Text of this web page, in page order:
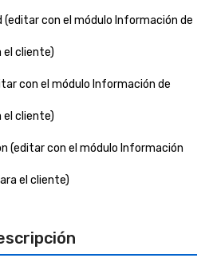
(editar con el módulo Información de
el cliente)
con el módulo Información de
el cliente)
(editar con el módulo Información
el cliente)